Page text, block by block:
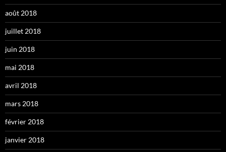
août 2018
juillet 2018
juin 2018
mai 2018
avril 2018
mars 2018
février 2018
janvier 2018